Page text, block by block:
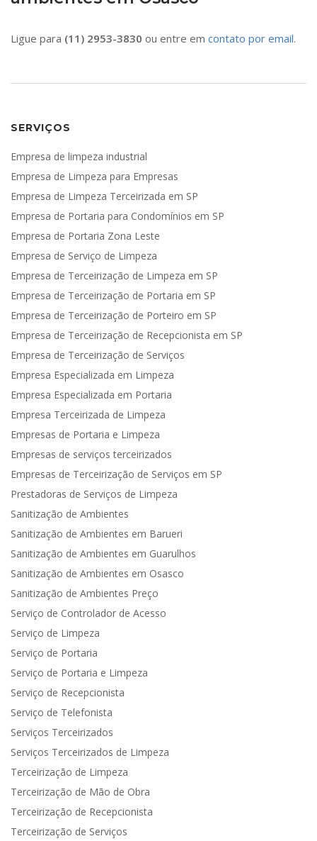
Ligue para (11) 2953-3830 ou entre em contato por email.
SERVIÇOS
Empresa de limpeza industrial
Empresa de Limpeza para Empresas
Empresa de Limpeza Terceirizada em SP
Empresa de Portaria para Condomínios em SP
Empresa de Portaria Zona Leste
Empresa de Serviço de Limpeza
Empresa de Terceirização de Limpeza em SP
Empresa de Terceirização de Portaria em SP
Empresa de Terceirização de Porteiro em SP
Empresa de Terceirização de Recepcionista em SP
Empresa de Terceirização de Serviços
Empresa Especializada em Limpeza
Empresa Especializada em Portaria
Empresa Terceirizada de Limpeza
Empresas de Portaria e Limpeza
Empresas de serviços terceirizados
Empresas de Terceirização de Serviços em SP
Prestadoras de Serviços de Limpeza
Sanitização de Ambientes
Sanitização de Ambientes em Barueri
Sanitização de Ambientes em Guarulhos
Sanitização de Ambientes em Osasco
Sanitização de Ambientes Preço
Serviço de Controlador de Acesso
Serviço de Limpeza
Serviço de Portaria
Serviço de Portaria e Limpeza
Serviço de Recepcionista
Serviço de Telefonista
Serviços Terceirizados
Serviços Terceirizados de Limpeza
Terceirização de Limpeza
Terceirização de Mão de Obra
Terceirização de Recepcionista
Terceirização de Serviços